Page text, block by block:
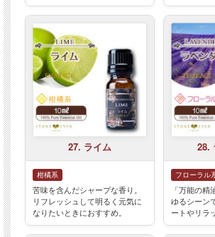
27. ライム
柑橘系
苦味を含んだシャープな香り。
リフレッシュして明るく元気に
なりたいときにおすすめ。
28.
フローラル
「万能の
ゆるシーン
ートやリラ